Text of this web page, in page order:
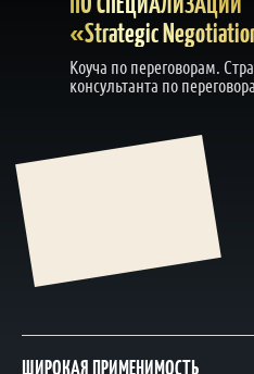
Коуча по переговорам.
консультанта по
«Strategic
ШИРОКАЯ ПРИМЕНИМОСТЬ